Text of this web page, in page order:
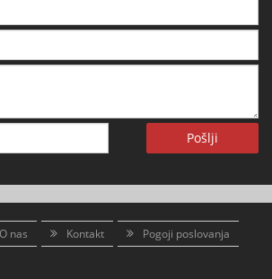
Pošlji
O nas Kontakt Pogoji poslovanja